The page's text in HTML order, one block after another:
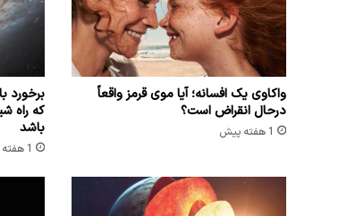
واکاوی یک افسانه؛ آیا موی قرمز واقعاً
درحال انقراض است؟
1 هفته پیش
باشد
1 هفته پیش